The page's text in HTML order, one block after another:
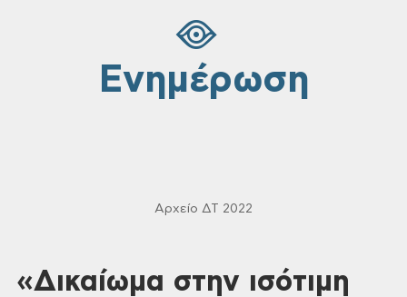
Ενημέρωση
Αρχείο ΔΤ 2022
«Δικαίωμα στην ισότιμη